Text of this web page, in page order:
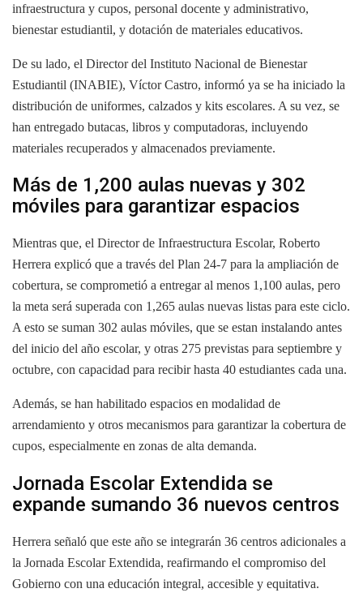
infraestructura y cupos, personal docente y administrativo,
bienestar estudiantil, y dotación de materiales educativos.
De su lado, el Director del Instituto Nacional de Bienestar
Estudiantil (INABIE), Víctor Castro, informó ya se ha iniciado la
distribución de uniformes, calzados y kits escolares. A su vez, se
han entregado butacas, libros y computadoras, incluyendo
materiales recuperados y almacenados previamente.
Más de 1,200 aulas nuevas y 302
móviles para garantizar espacios
Mientras que, el Director de Infraestructura Escolar, Roberto
Herrera explicó que a través del Plan 24-7 para la ampliación de
cobertura, se comprometió a entregar al menos 1,100 aulas, pero
la meta será superada con 1,265 aulas nuevas listas para este ciclo.
A esto se suman 302 aulas móviles, que se estan instalando antes
del inicio del año escolar, y otras 275 previstas para septiembre y
octubre, con capacidad para recibir hasta 40 estudiantes cada una.
Además, se han habilitado espacios en modalidad de
arrendamiento y otros mecanismos para garantizar la cobertura de
cupos, especialmente en zonas de alta demanda.
Jornada Escolar Extendida se
expande sumando 36 nuevos centros
Herrera señaló que este año se integrarán 36 centros adicionales a
la Jornada Escolar Extendida, reafirmando el compromiso del
Gobierno con una educación integral, accesible y equitativa.